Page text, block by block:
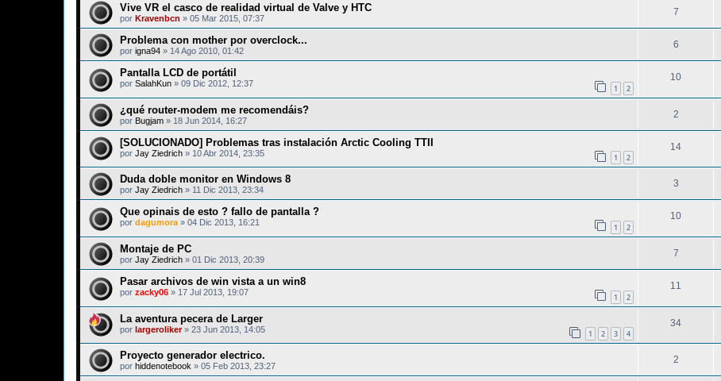
Vive VR el casco de realidad virtual de Valve y HTC
por Kravenbcn » 05 Mar 2015, 07:37
7
Problema con mother por overclock...
por igna94 » 14 Ago 2010, 01:42
6
Pantalla LCD de portátil
por SalahKun » 09 Dic 2012, 12:37 1 2
10
¿qué router-modem me recomendáis?
por Bugjam » 18 Jun 2014, 16:27
2
[SOLUCIONADO] Problemas tras instalación Arctic Cooling TTII
por Jay Ziedrich » 10 Abr 2014, 23:35 1 2
14
Duda doble monitor en Windows 8
por Jay Ziedrich » 11 Dic 2013, 23:34
3
Que opinais de esto ? fallo de pantalla ?
por dagumora» 04 Dic 2013, 16:21 1 2
10
Montaje de PC
por Jay Ziedrich » 01 Dic 2013, 20:39
7
Pasar archivos de win vista a un win8
por zacky06 » 17 Jul 2013, 19:07 1 2
11
La aventura pecera de Larger
por largeroliker» 23 Jun 2013, 14:05 1 2 3 4
34
Proyecto generador electrico.
por hiddenotebook » 05 Feb 2013, 23:27
2